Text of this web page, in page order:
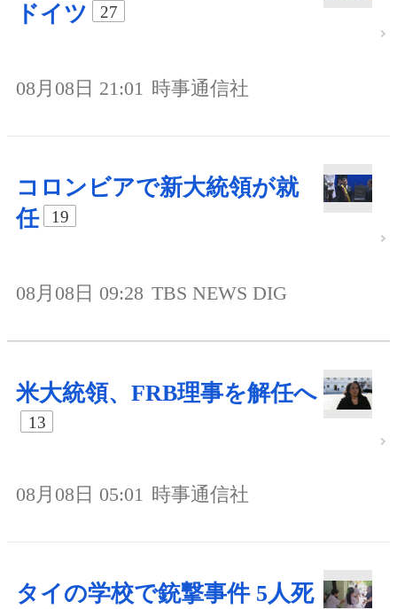
ドイツ
27
08月08日 21:01 時事通信社
コロンビアで新大統領が就
任
19
08月08日 09:28 TBS NEWS DIG
米大統領、FRB理事を解任へ
13
08月08日 05:01 時事通信社
タイの学校で銃撃事件 5人死